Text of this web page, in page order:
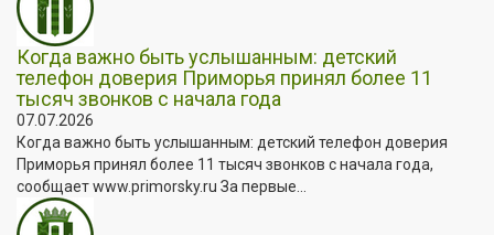
Когда важно быть услышанным: детский
телефон доверия Приморья принял более 11
тысяч звонков с начала года
07.07.2026
Когда важно быть услышанным: детский телефон доверия
Приморья принял более 11 тысяч звонков с начала года,
сообщает www.primorsky.ru За первые...